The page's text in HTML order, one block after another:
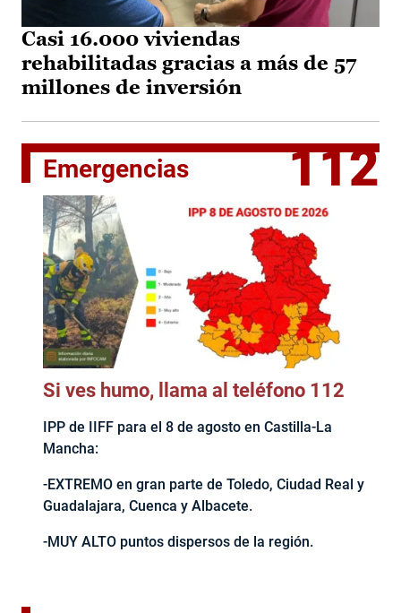
Casi 16.000 viviendas
rehabilitadas gracias a más de 57
millones de inversión
Emergencias 112
Si ves humo, llama al teléfono 112
IPP de IIFF para el 8 de agosto en Castilla-La
Mancha:
-EXTREMO en gran parte de Toledo, Ciudad Real y
Guadalajara, Cuenca y Albacete.
-MUY ALTO puntos dispersos de la región.